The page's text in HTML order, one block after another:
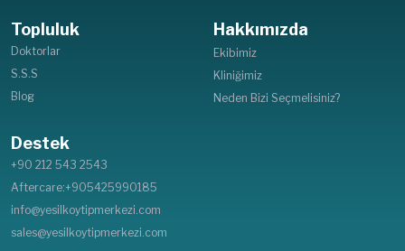
Topluluk
Doktorlar
S.S.S
Blog
Hakkımızda
Ekibimiz
Kliniğimiz
Neden Bizi Seçmelisiniz?
Destek
+90 212 543 2543
Aftercare:+905425990185
info@yesilkoytipmerkezi.com
sales@yesilkoytipmerkezi.com